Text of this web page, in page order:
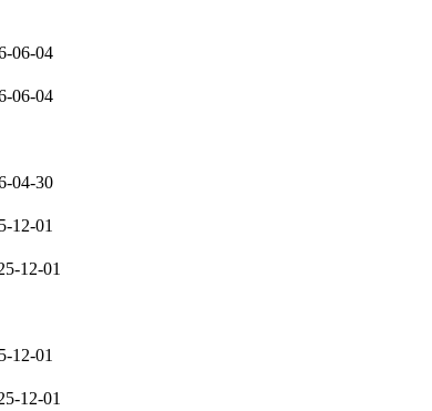
06-04
06-04
04-30
12-01
12-01
12-01
12-01